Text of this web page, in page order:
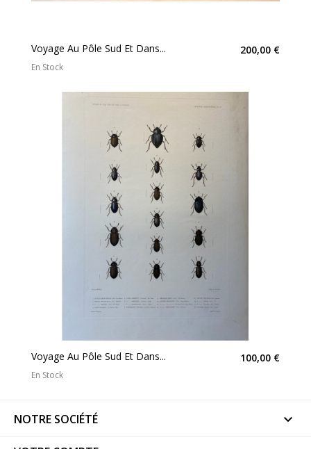
Voyage Au Pôle Sud Et Dans... 200,00 €
En Stock
Voyage Au Pôle Sud Et Dans... 100,00 €
En Stock
NOTRE SOCIÉTÉ 